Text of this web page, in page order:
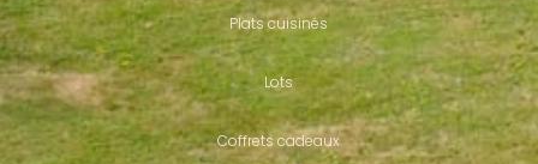
Plats cuisinés
Lots
Coffrets cadeaux